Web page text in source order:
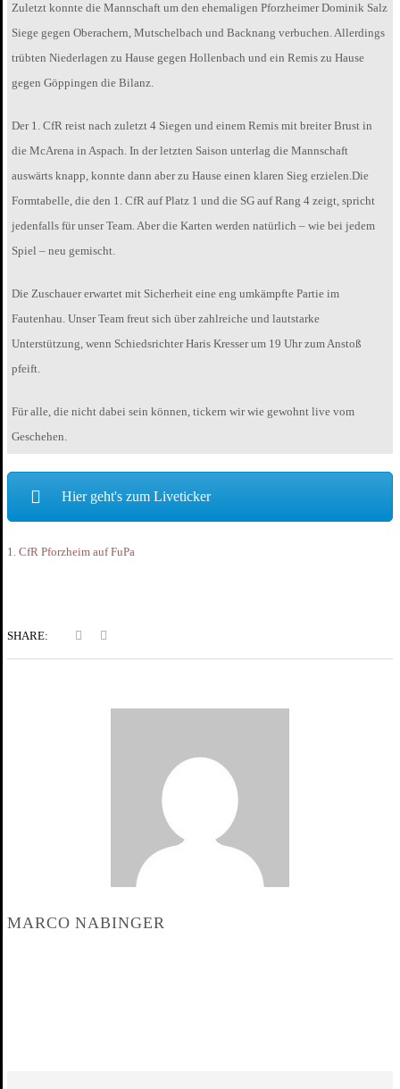
Zuletzt konnte die Mannschaft um den ehemaligen Pforzheimer Dominik Salz
Siege gegen Oberachern, Mutschelbach und Backnang verbuchen. Allerdings
trübten Niederlagen zu Hause gegen Hollenbach und ein Remis zu Hause
gegen Göppingen die Bilanz.
Der 1. CfR reist nach zuletzt 4 Siegen und einem Remis mit breiter Brust in
die McArena in Aspach. In der letzten Saison unterlag die Mannschaft
auswärts knapp, konnte dann aber zu Hause einen klaren Sieg erzielen.Die
Formtabelle, die den 1. CfR auf Platz 1 und die SG auf Rang 4 zeigt, spricht
jedenfalls für unser Team. Aber die Karten werden natürlich – wie bei jedem
Spiel – neu gemischt.
Die Zuschauer erwartet mit Sicherheit eine eng umkämpfte Partie im
Fautenhau. Unser Team freut sich über zahlreiche und lautstarke
Unterstützung, wenn Schiedsrichter Haris Kresser um 19 Uhr zum Anstoß
pfeift.
Für alle, die nicht dabei sein können, tickern wir wie gewohnt live vom
Geschehen.
Hier geht's zum Liveticker
1. CfR Pforzheim auf FuPa
SHARE:
MARCO NABINGER